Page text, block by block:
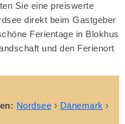
Sie eine preiswerte
direkt beim Gastgeber
Ferientage in Blokhus
und den Ferienort
Nordsee › Dänemark ›